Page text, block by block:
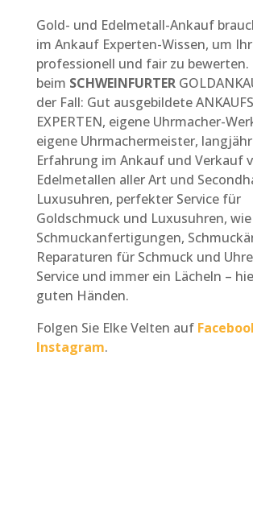
Gold- und Edelmetall-Ankauf
im Ankauf Experten-Wissen, um
professionell und fair zu bewerten.
beim SCHWEINFURTER
der Fall: Gut ausgebildete
EXPERTEN, eigene Uhrmacher-
eigene Uhrmachermeister,
Erfahrung im Ankauf und Verkauf
Edelmetallen aller Art und
Luxusuhren, perfekter Service für
Goldschmuck und Luxusuhren, wie
Schmuckanfertigungen,
Reparaturen für Schmuck und
Service und immer ein Lächeln –
guten Händen.
Folgen Sie Elke Velten auf
Instagram.